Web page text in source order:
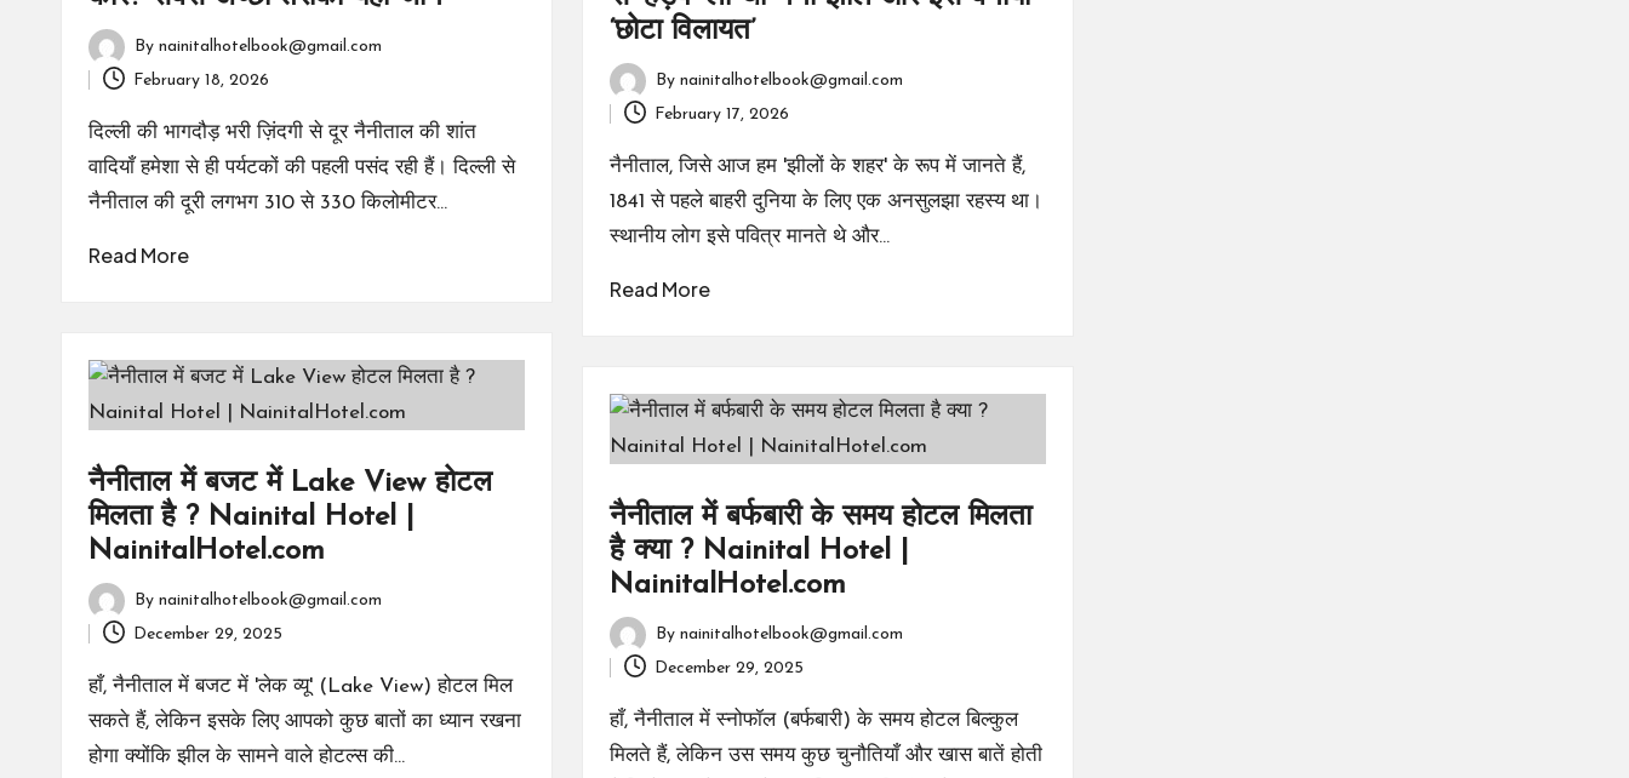
Posted
by
By nainitalhotelbook@gmail.com
February 18, 2026
दिल्ली की भागदौड़ भरी ज़िंदगी से दूर नैनीताल की शांत
वादियाँ हमेशा से ही पर्यटकों की पहली पसंद रही हैं। दिल्ली से
नैनीताल की दूरी लगभग 310 से 330 किलोमीटर…
Read More
‘छोटा विलायत’
Posted
by
By nainitalhotelbook@gmail.com
February 17, 2026
नैनीताल, जिसे आज हम 'झीलों के शहर' के रूप में जानते हैं,
1841 से पहले बाहरी दुनिया के लिए एक अनसुलझा रहस्य था।
स्थानीय लोग इसे पवित्र मानते थे और…
Read More
नैनीताल में बजट में Lake View होटल
मिलता है ? Nainital Hotel |
NainitalHotel.com
Posted
by
By nainitalhotelbook@gmail.com
December 29, 2025
हाँ, नैनीताल में बजट में 'लेक व्यू' (Lake View) होटल मिल
सकते हैं, लेकिन इसके लिए आपको कुछ बातों का ध्यान रखना
होगा क्योंकि झील के सामने वाले होटल्स की…
नैनीताल में बर्फबारी के समय होटल मिलता
है क्या ? Nainital Hotel |
NainitalHotel.com
Posted
by
By nainitalhotelbook@gmail.com
December 29, 2025
हाँ, नैनीताल में स्नोफॉल (बर्फबारी) के समय होटल बिल्कुल
मिलते हैं, लेकिन उस समय कुछ चुनौतियाँ और खास बातें होती